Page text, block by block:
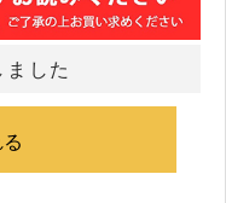
した